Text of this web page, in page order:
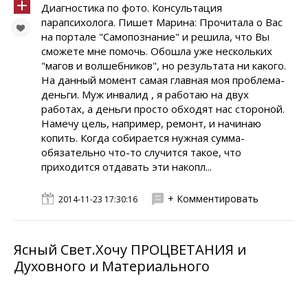
Диагностика по фото. Консультация
парапсихолога. Пишет Марина: Прочитала о Вас
на портале "Самопознание" и решила, что Вы
сможете мне помочь. Обошла уже нескольких
"магов и волшебников", но результата ни какого.
На данный момент самая главная моя проблема-
деньги. Муж инвалид , я работаю на двух
работах, а деньги просто обходят нас стороной.
Намечу цель, например, ремонт, и начинаю
копить. Когда собирается нужная сумма-
обязательно что-то случится такое, что
приходится отдавать эти накопл...
2014-11-23 17:30:16 + Комментировать
Ясный Свет.Хочу ПРОЦВЕТАНИЯ и
Духовного и Материального